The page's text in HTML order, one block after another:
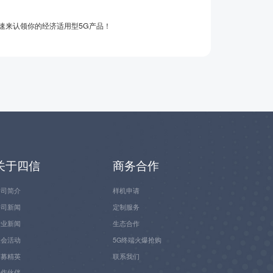
认领你的经济适用型5G产品！
于四信
简介
新闻
新闻
活动
精英
商务合作
样机申请
定制服务
生态合作
5G终端火爆抢购
联系我们